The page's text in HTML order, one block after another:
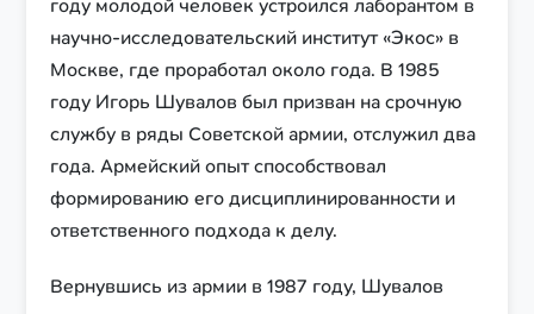
году молодой человек устроился лаборантом в
научно-исследовательский институт «Экос» в
Москве, где проработал около года. В 1985
году Игорь Шувалов был призван на срочную
службу в ряды Советской армии, отслужил два
года. Армейский опыт способствовал
формированию его дисциплинированности и
ответственного подхода к делу.
Вернувшись из армии в 1987 году, Шувалов